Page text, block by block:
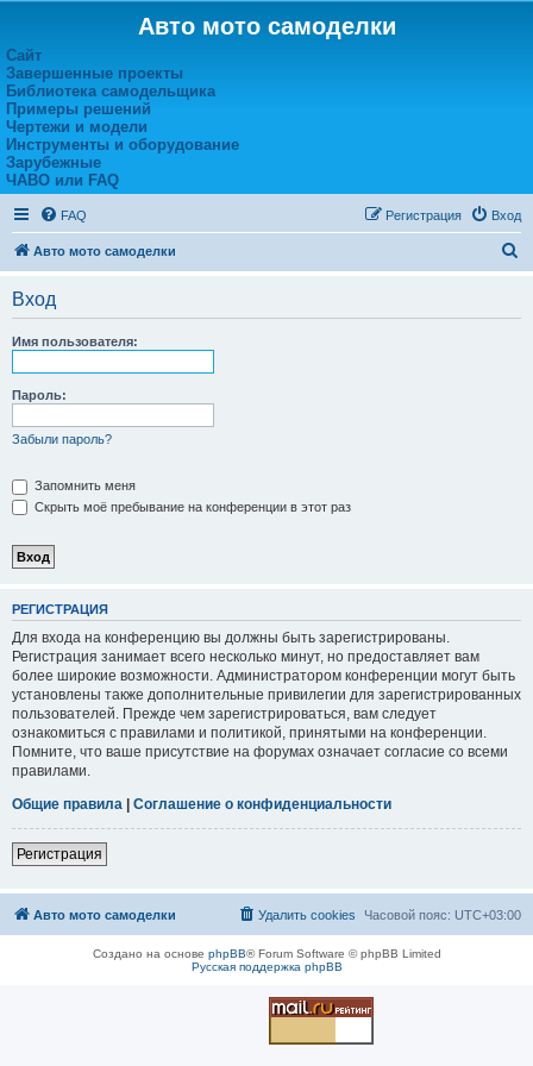
Авто мото самоделки
Сайт
Завершенные проекты
Библиотека самодельщика
Примеры решений
Чертежи и модели
Инструменты и оборудование
Зарубежные
ЧАВО или FAQ
FAQ Вход
Регистрация
Авто мото самоделки
Вход
Имя пользователя:
Пароль:
Забыли пароль?
Запомнить меня
Скрыть моё пребывание на конференции в этот раз
РЕГИСТРАЦИЯ
Для входа на конференцию вы должны быть зарегистрированы.
Регистрация занимает всего несколько минут, но предоставляет вам
более широкие возможности. Администратором конференции могут быть
установлены также дополнительные привилегии для зарегистрированных
пользователей. Прежде чем зарегистрироваться, вам следует
ознакомиться с правилами и политикой, принятыми на конференции.
Помните, что ваше присутствие на форумах означает согласие со всеми
правилами.
Общие правила | Соглашение о конфиденциальности
Регистрация
Авто мото самоделки Часовой пояс: UTC+03:00
Удалить cookies
Создано на основе phpBB® Forum Software © phpBB Limited
Русская поддержка phpBB